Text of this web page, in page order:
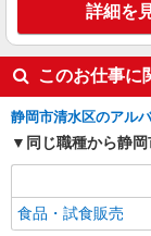
詳細を
このお仕事に
静岡市清水区のアル
同じ職種から静
食品・試食販売